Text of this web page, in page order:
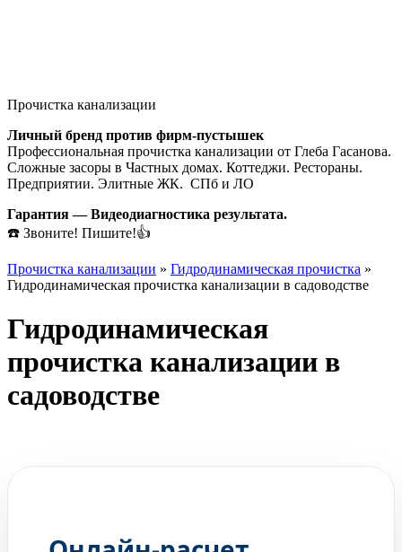
Прочистка канализации
Личный бренд против фирм-пустышек
Профессиональная прочистка канализации от Глеба Гасанова.
Сложные засоры в Частных домах. Коттеджи. Рестораны.
Предприятии. Элитные ЖК. СПб и ЛО
Гарантия — Видеодиагностика результата.
☎️ Звоните! Пишите!👍
Прочистка канализации » Гидродинамическая прочистка »
Гидродинамическая прочистка канализации в садоводстве
Гидродинамическая
прочистка канализации в
садоводствеГЛЕБ